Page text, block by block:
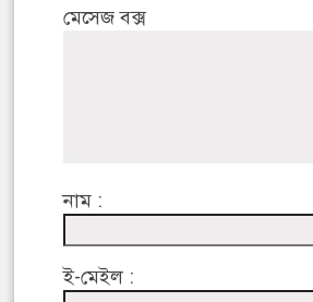
মেসেজ বক্স
নাম :
ই-মেইল :